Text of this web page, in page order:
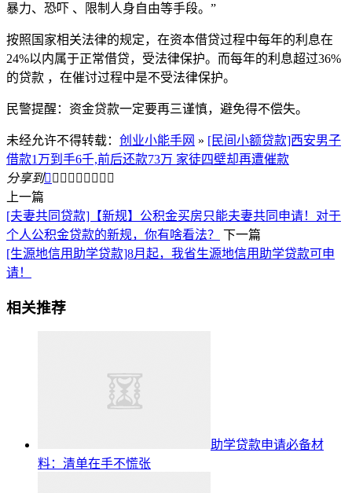
暴力、恐吓 、限制人身自由等手段。”
按照国家相关法律的规定，在资本借贷过程中每年的利息在
24%以内属于正常借贷，受法律保护。而每年的利息超过36%
的贷款 ，在催讨过程中是不受法律保护。
民警提醒：资金贷款一定要再三谨慎，避免得不偿失。
未经允许不得转载： 创业小能手网 » [民间小额贷款]西安男子
借款1万到手6千,前后还款73万 家徒四壁却再遭催款
分享到        
上一篇
[夫妻共同贷款]【新规】公积金买房只能夫妻共同申请！对于
个人公积金贷款的新规，你有啥看法？
下一篇
[生源地信用助学贷款]8月起，我省生源地信用助学贷款可申
请！
相关推荐
助学贷款申请必备材
料：清单在手不慌张